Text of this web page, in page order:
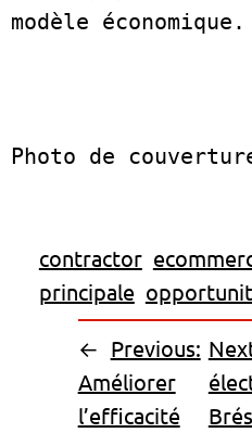
modèle
Photo de
contractor
principale
← Previous:
Améliorer
l’efficacité